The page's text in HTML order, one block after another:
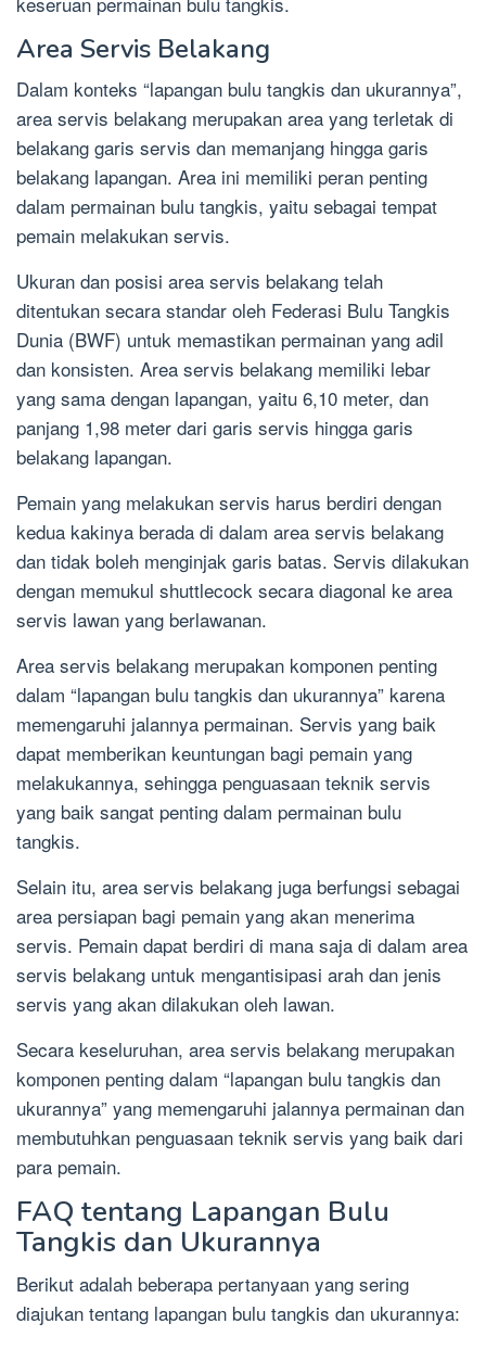
Area Servis Belakang
Dalam konteks “lapangan bulu tangkis dan ukurannya”,
area servis belakang merupakan area yang terletak di
belakang garis servis dan memanjang hingga garis
belakang lapangan. Area ini memiliki peran penting
dalam permainan bulu tangkis, yaitu sebagai tempat
pemain melakukan servis.
Ukuran dan posisi area servis belakang telah
ditentukan secara standar oleh Federasi Bulu Tangkis
Dunia (BWF) untuk memastikan permainan yang adil
dan konsisten. Area servis belakang memiliki lebar
yang sama dengan lapangan, yaitu 6,10 meter, dan
panjang 1,98 meter dari garis servis hingga garis
belakang lapangan.
Pemain yang melakukan servis harus berdiri dengan
kedua kakinya berada di dalam area servis belakang
dan tidak boleh menginjak garis batas. Servis dilakukan
dengan memukul shuttlecock secara diagonal ke area
servis lawan yang berlawanan.
Area servis belakang merupakan komponen penting
dalam “lapangan bulu tangkis dan ukurannya” karena
memengaruhi jalannya permainan. Servis yang baik
dapat memberikan keuntungan bagi pemain yang
melakukannya, sehingga penguasaan teknik servis
yang baik sangat penting dalam permainan bulu
tangkis.
Selain itu, area servis belakang juga berfungsi sebagai
area persiapan bagi pemain yang akan menerima
servis. Pemain dapat berdiri di mana saja di dalam area
servis belakang untuk mengantisipasi arah dan jenis
servis yang akan dilakukan oleh lawan.
Secara keseluruhan, area servis belakang merupakan
komponen penting dalam “lapangan bulu tangkis dan
ukurannya” yang memengaruhi jalannya permainan dan
membutuhkan penguasaan teknik servis yang baik dari
para pemain.
FAQ tentang Lapangan Bulu
Tangkis dan Ukurannya
Berikut adalah beberapa pertanyaan yang sering
diajukan tentang lapangan bulu tangkis dan ukurannya: